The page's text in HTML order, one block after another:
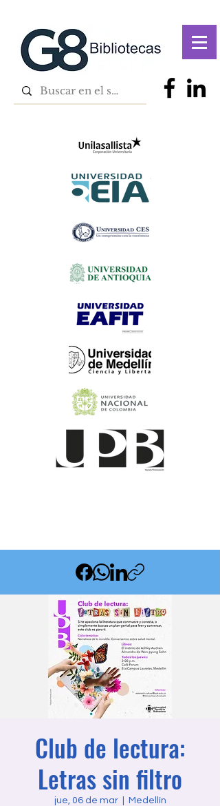
Club de lectura:
Letras sin filtro
jue, 06 de mar
  |
Medellín